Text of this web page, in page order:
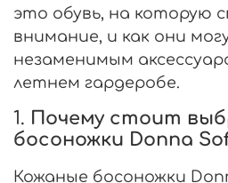
это обувь, на которую
внимание, и как они
незаменимым
летнем гардеробе.
1. Почему стоит
босоножки Donna
Кожаные босоножки